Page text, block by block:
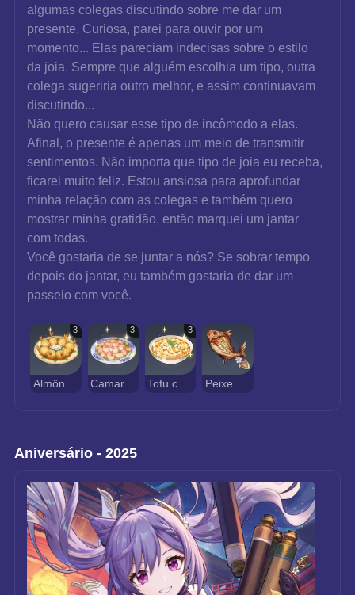
algumas colegas discutindo sobre me dar um
presente. Curiosa, parei para ouvir por um
momento... Elas pareciam indecisas sobre o estilo
da joia. Sempre que alguém escolhia um tipo, outra
colega sugeriria outro melhor, e assim continuavam
discutindo...
Não quero causar esse tipo de incômodo a elas.
Afinal, o presente é apenas um meio de transmitir
sentimentos. Não importa que tipo de joia eu receba,
ficarei muito feliz. Estou ansiosa para aprofundar
minha relação com as colegas e também quero
mostrar minha gratidão, então marquei um jantar
com todas.
Você gostaria de se juntar a nós? Se sobrar tempo
depois do jantar, eu também gostaria de dar um
passeio com você.
3 3 3
Aniversário - 2025